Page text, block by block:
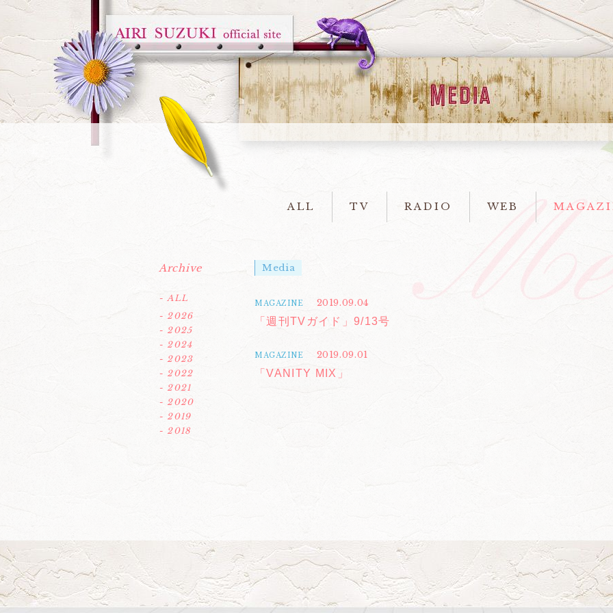
ALL TV RADIO WEB
Media
MAGAZINE
2019.09.04
「週刊TVガイド」9/13号
MAGAZINE
2019.09.01
「VANITY MIX」
Archive
- ALL
- 2026
- 2025
- 2024
- 2023
- 2022
- 2021
- 2020
- 2019
- 2018